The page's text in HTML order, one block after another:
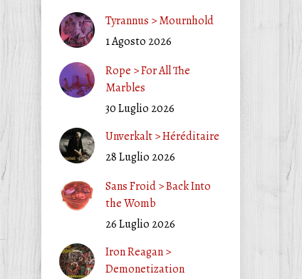
Tyrannus > Mournhold
1 Agosto 2026
Rope > For All The
Marbles
30 Luglio 2026
Unverkalt > Héréditaire
28 Luglio 2026
Sans Froid > Back Into
the Womb
26 Luglio 2026
Iron Reagan >
Demonetization